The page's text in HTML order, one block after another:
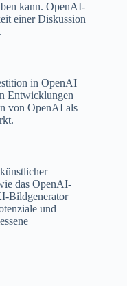
kann. OpenAI-
einer Diskussion
in OpenAI
Entwicklungen
von OpenAI als
das OpenAI-
Bildgenerator
und